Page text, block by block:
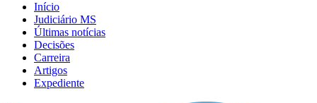
Início
Judiciário MS
Últimas notícias
Decisões
Carreira
Artigos
Expediente